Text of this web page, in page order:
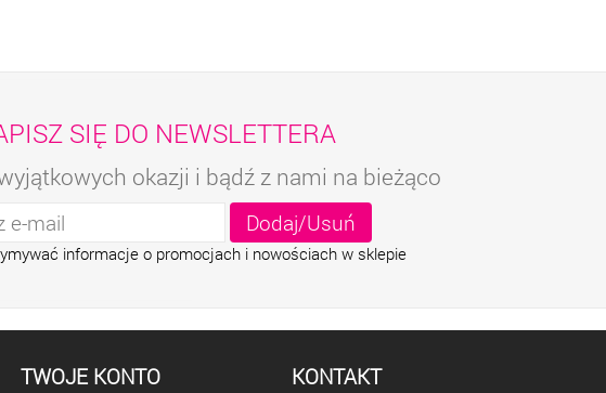
SIĘ DO NEWSLETTERA
okazji i bądź z nami na bieżąco
informacje o promocjach i nowościach w sklepie
TWOJE KONTO KONTAKT